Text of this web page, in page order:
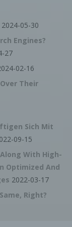
2024-05-30
Engines?
27
02-16
Their
Sich Mit
09-15
With High-
Optimized And
2022-03-17
Right?
Recht,
eine
betreffende
in
Recht,
über die zu
zu erhalten.
und
Auskunft